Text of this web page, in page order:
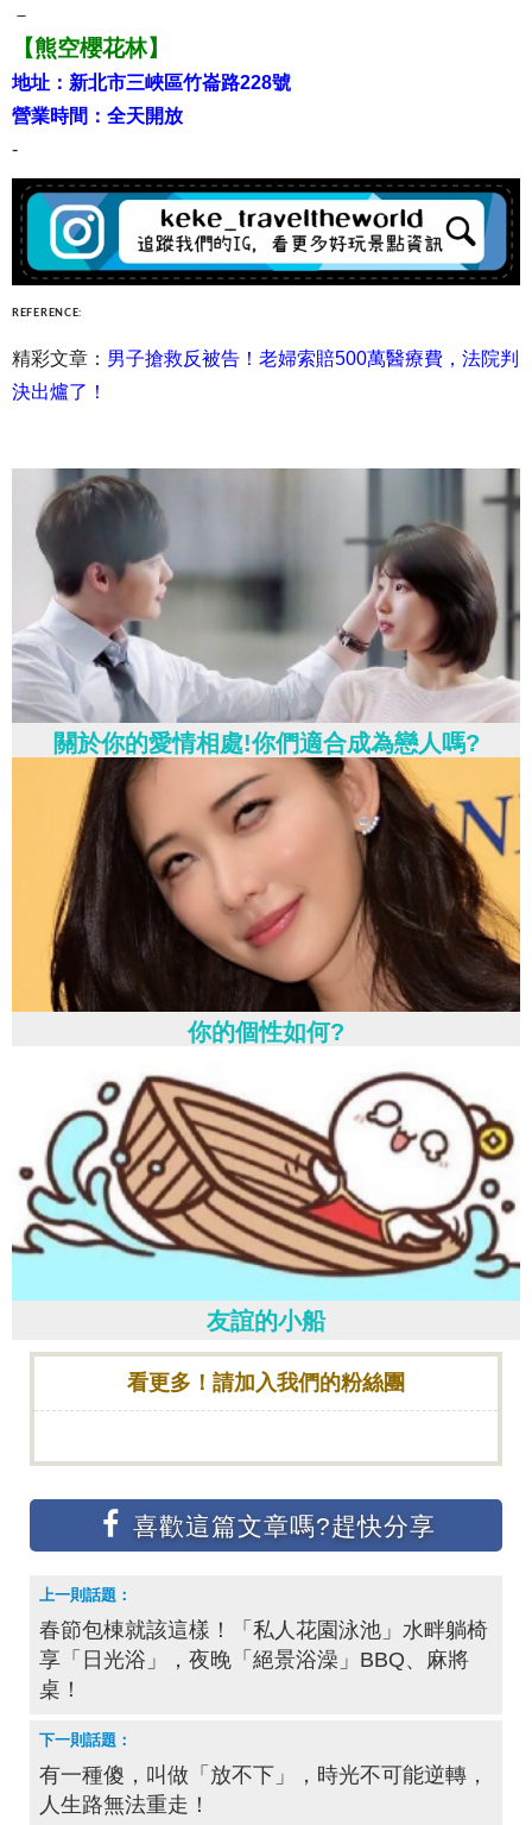
－
【熊空櫻花林】
地址：新北市三峽區竹崙路228號
營業時間：全天開放
-
REFERENCE:
精彩文章： 男子搶救反被告！老婦索賠500萬醫療費，法院判
決出爐了！
關於你的愛情相處!你們適合成為戀人嗎?
你的個性如何?
友誼的小船
看更多！請加入我們的粉絲團
春節包棟就該這樣！「私人花園泳池」水畔躺椅
享「日光浴」，夜晚「絕景浴澡」BBQ、麻將
桌！
有一種傻，叫做「放不下」，時光不可能逆轉，
人生路無法重走！